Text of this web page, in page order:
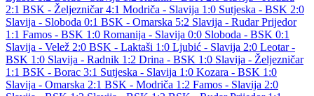
2:1 BSK - Željezničar 4:1 Modriča - Slavija 1:0 Sutjeska - BSK 2:0
Slavija - Sloboda 0:1 BSK - Omarska 5:2 Slavija - Rudar Prijedor
1:1 Famos - BSK 1:0 Romanija - Slavija 0:0 Sloboda - BSK 0:1
Slavija - Velež 2:0 BSK - Laktaši 1:0 Ljubić - Slavija 2:0 Leotar -
BSK 1:0 Slavija - Radnik 1:2 Drina - BSK 1:0 Slavija - Željezničar
1:1 BSK - Borac 3:1 Sutjeska - Slavija 1:0 Kozara - BSK 1:0
Slavija - Omarska 2:1 BSK - Modriča 1:2 Famos - Slavija 2:0